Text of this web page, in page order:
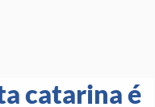
catarina é